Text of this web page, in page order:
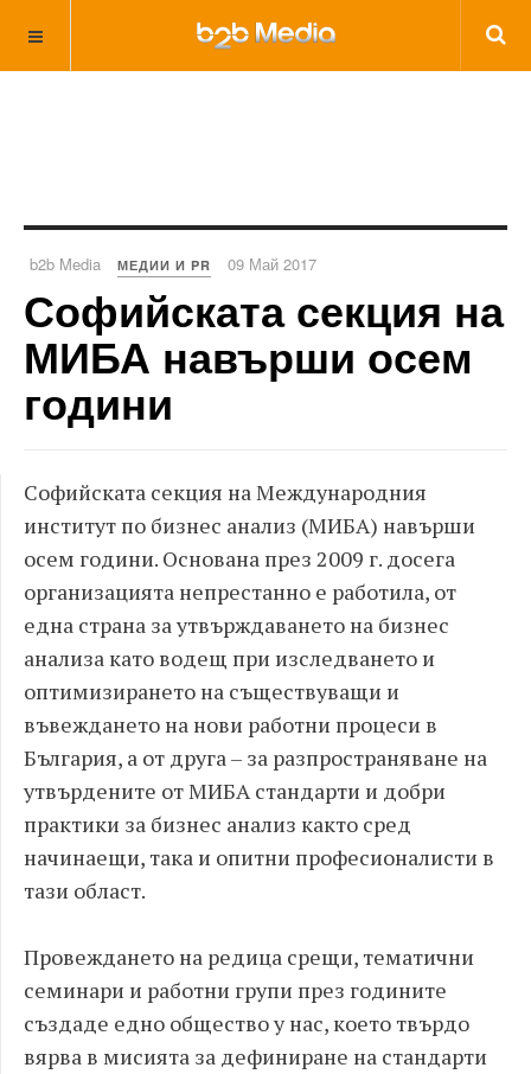
b2b Media МЕДИИ И PR 09 Май 2017
Софийската секция на
МИБА навърши осем
години
Софийската секция на Международния
институт по бизнес анализ (МИБА) навърши
осем години. Основана през 2009 г. досега
организацията непрестанно е работила, от
една страна за утвърждаването на бизнес
анализа като водещ при изследването и
оптимизирането на съществуващи и
въвеждането на нови работни процеси в
България, а от друга – за разпространяване на
утвърдените от МИБА стандарти и добри
практики за бизнес анализ както сред
начинаещи, така и опитни професионалисти в
тази област.
Провеждането на редица срещи, тематични
семинари и работни групи през годините
създаде едно общество у нас, което твърдо
вярва в мисията за дефиниране на стандарти